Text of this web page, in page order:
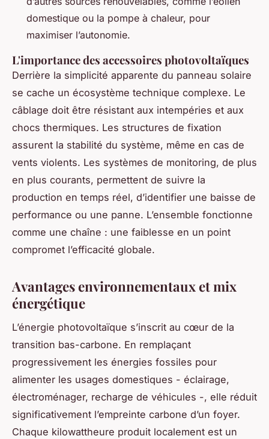
domestique ou la pompe à chaleur, pour
maximiser l’autonomie.
L'importance des accessoires photovoltaïques
Derrière la simplicité apparente du panneau solaire
se cache un écosystème technique complexe. Le
câblage doit être résistant aux intempéries et aux
chocs thermiques. Les structures de fixation
assurent la stabilité du système, même en cas de
vents violents. Les systèmes de monitoring, de plus
en plus courants, permettent de suivre la
production en temps réel, d’identifier une baisse de
performance ou une panne. L’ensemble fonctionne
comme une chaîne : une faiblesse en un point
compromet l’efficacité globale.
Avantages environnementaux et mix
énergétique
L’énergie photovoltaïque s’inscrit au cœur de la
transition bas-carbone. En remplaçant
progressivement les énergies fossiles pour
alimenter les usages domestiques - éclairage,
électroménager, recharge de véhicules -, elle réduit
significativement l’empreinte carbone d’un foyer.
Chaque kilowattheure produit localement est un